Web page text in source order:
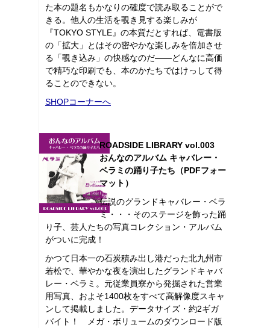
た本の題名もかなりの確度で読み取ることがで
きる。他人の生活を覗き見する楽しみが
『TOKYO STYLE』の本質だとすれば、電書版
の「拡大」とはその密やかな楽しみを倍加させ
る「覗き込み」の快感なのだ――どんなに高価
で精巧な印刷でも、本のかたちではけっして得
ることのできない。
SHOPコーナーへ
ROADSIDE LIBRARY vol.003
おんなのアルバム キャバレー・
ベラミの踊り子たち（PDFフォー
マット）
伝説のグランドキャバレー・ベラ
ミ・・・そのステージを飾った踊
り子、芸人たちの写真コレクション・アルバム
がついに完成！
かつて日本一の石炭積み出し港だった北九州市
若松で、華やかな夜を演出したグランドキャバ
レー・ベラミ。元従業員寮から発掘された営業
用写真、およそ1400枚をすべて高解像度スキャ
ンして掲載しました。データサイズ・約2ギガ
バイト！ メガ・ボリュームのダウンロード版